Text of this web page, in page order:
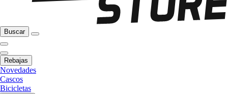
Buscar
Rebajas
Novedades
Cascos
Bicicletas